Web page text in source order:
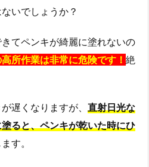
いでしょうか？
てペンキが綺麗に塗れないの
所作業は非常に危険です！ 絶
遅くなりますが、 直射日光な
ると、ペンキが乾いた時にひ
す。